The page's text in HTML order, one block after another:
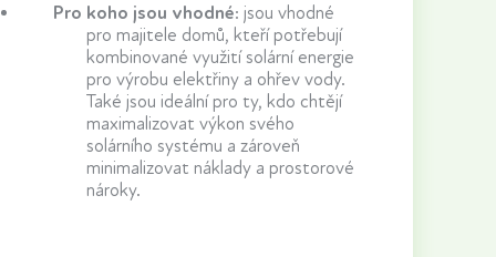
Pro koho jsou vhodné: jsou vhodné
pro majitele domů, kteří potřebují
kombinované využití solární energie
pro výrobu elektřiny a ohřev vody.
Také jsou ideální pro ty, kdo chtějí
maximalizovat výkon svého
solárního systému a zároveň
minimalizovat náklady a prostorové
nároky.